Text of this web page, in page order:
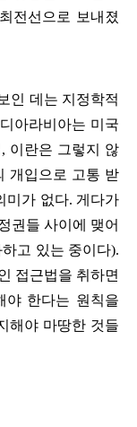
전선으로 보내졌
인 데는 지정학적
아라비아는 미국
, 이란은 그렇지 않
개입으로 고통 받
미가 없다. 게다가
권들 사이에 맺어
고 있는 중이다).
접근법을 취하면
야 한다는 원칙을
해야 마땅한 것들